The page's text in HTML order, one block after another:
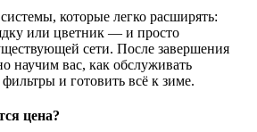
которые легко расширять:
или цветник — и просто
сети. После завершения
научим вас, как обслуживать
и готовить всё к зиме.
цена?